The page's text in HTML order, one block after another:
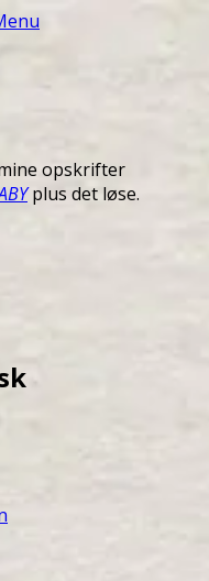
opskrifter
plus det løse.